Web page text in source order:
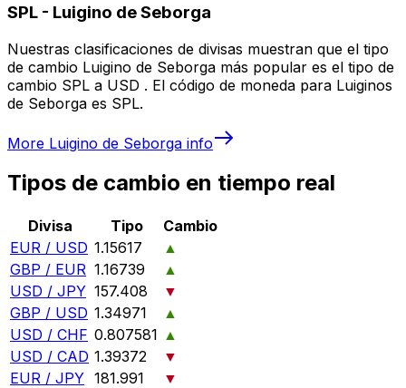
SPL - Luigino de Seborga
Nuestras clasificaciones de divisas muestran que el tipo
de cambio Luigino de Seborga más popular es el tipo de
cambio SPL a USD . El código de moneda para Luiginos
de Seborga es SPL.
More Luigino de Seborga info
Tipos de cambio en tiempo real
Divisa Tipo
Cambio
EUR / USD 1.15617
▲
GBP / EUR 1.16739
▲
USD / JPY 157.408
▼
GBP / USD 1.34971
▲
USD / CHF 0.807581 ▲
USD / CAD 1.39372
▼
EUR / JPY 181.991
▼